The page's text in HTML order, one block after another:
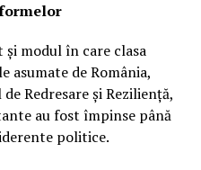
modul în care clasa
asumate de România,
Redresare și Reziliență,
au fost împinse până
politice.